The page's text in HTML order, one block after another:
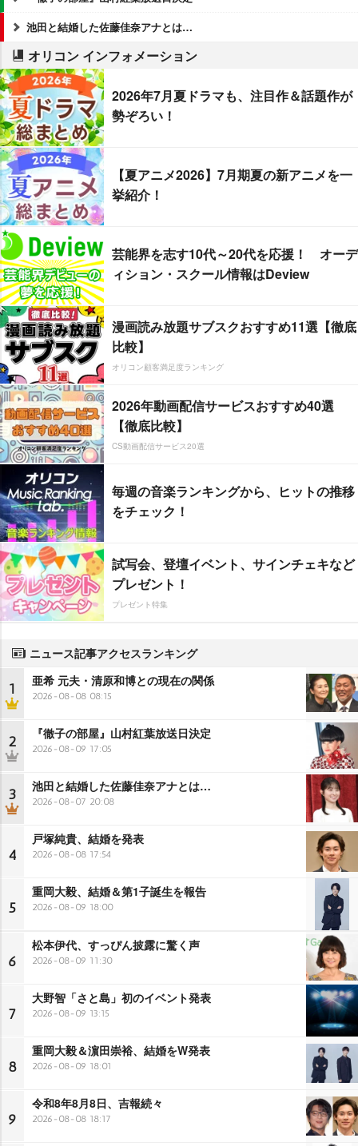
池田と結婚した佐藤佳奈アナとは…
オリコン インフォメーション
2026年7月夏ドラマも、注目作＆話題作が
勢ぞろい！
【夏アニメ2026】7月期夏の新アニメを一
挙紹介！
芸能界を志す10代～20代を応援！ オーデ
ィション・スクール情報はDeview
漫画読み放題サブスクおすすめ11選【徹底
比較】
オリコン顧客満足度ランキング
2026年動画配信サービスおすすめ40選
【徹底比較】
CS動画配信サービス20選
毎週の音楽ランキングから、ヒットの推移
をチェック！
試写会、登壇イベント、サインチェキなど
プレゼント！
プレゼント特集
ニュース記事アクセスランキング
1 亜希 元夫・清原和博との現在の関係
2026-08-08 08:15
2 『徹子の部屋』山村紅葉放送日決定
2026-08-09 17:05
3 池田と結婚した佐藤佳奈アナとは…
2026-08-07 20:08
4
戸塚純貴、結婚を発表
2026-08-08 17:54
5
重岡大毅、結婚＆第1子誕生を報告
2026-08-09 18:00
6
松本伊代、すっぴん披露に驚く声
2026-08-09 11:30
7
大野智「さと島」初のイベント発表
2026-08-09 13:15
8
重岡大毅＆濵田崇裕、結婚をW発表
2026-08-09 18:01
9
令和8年8月8日、吉報続々
2026-08-08 18:17